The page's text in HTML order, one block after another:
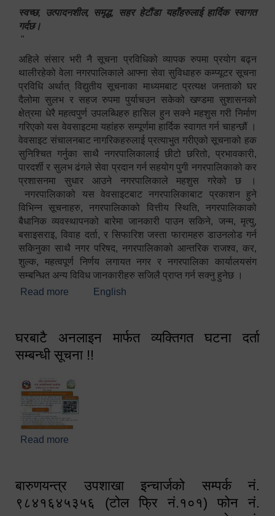
स्वच्छ, उत्पादनशील, समृद्ध, सहर हेटौंडा यहाँहरुलाई हार्दिक स्वागत
गर्दछ।
"
अहिले संसार भरी नै सूचना प्रविधिको व्यापक रुपमा प्रयोग बढ्न
थालीरहेको वेला नगरपालिकाले आफ्ना सेवा सुविधाहरु कम्प्यूटर सूचना
प्रविधि अर्थात् विद्युतीय सूचनाका माध्यमबाट प्रत्यक्ष जनताको घर
दैलोमा सुलभ र सहज रुपमा पुर्याचउन सकेको खण्डमा सुशासनको
क्षेत्रमा धेरै महत्वपुर्ण उपलब्धिहरु हासिल हुन सक्ने महशुस गरी निर्माण
गरिएको यस वेवसाइटमा यहांहरु सम्पूर्णमा हार्दिक स्वागत गर्न चाहन्छौं ।
वेवसाइट संचालनबाट नागरिकहरुलाई प्रत्याभुत गरीएको सूचनाको हक
सुनिश्चित गर्नुका साथै नगरपालिकालाई छीटो छरितो, प्रभावकारी,
पारदर्शी र सुलभ ढंगले सेवा प्रदान गर्न सहयोग पुगी नगरपालिकाको कर
प्रशासनमा सुधार आउने नगरपालिकाले महशुस गरेको छ ।
नगरपालिकाको यस वेवसाइटबाट नगरपालिकाबाट प्रकाशन हुने
विभिन्न सूचनाहरु, नगरपालिकाको वित्तीय स्थिति, नगरपालिकाको
बैधानिक व्यवस्थापनको बारेमा जानकारी पाउन सकिने, जन्म, मृत्यु,
बसाइसराइ, विवाह दर्ता, र सिफारिश जस्ता फारामहरु डाउनलोड गर्न
सकिनुका साथै नगर परिषद, नगरपालिकाको आन्तरिक राजश्व, कर,
शुल्क, महत्वपूर्ण निर्णय लगायत नगर र नगरपालिका कार्यालयसंग
सम्बन्धित अन्य विविध जानकारीहरु सजिलै प्राप्त गर्न सक्नु हुनेछ ।
Read more about स्वागतम!!!
English
घरबाटै अनलाइन मार्फत व्यक्तिगत घटना दर्ता
सम्बन्धी सूचना !!
Read more
बारुणयन्त्र उपशाखा इन्चार्जको सम्पर्क नं.
९८४१६४५३५६ (टोल फ्रि नं.१०१) फोन नं.